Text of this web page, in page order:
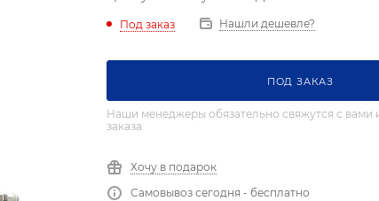
Под заказ Нашли дешевле?
ПОД ЗАКАЗ
Наши менеджеры обязательно свяжутся с вами
заказа
Хочу в подарок
Самовывоз сегодня - бесплатно